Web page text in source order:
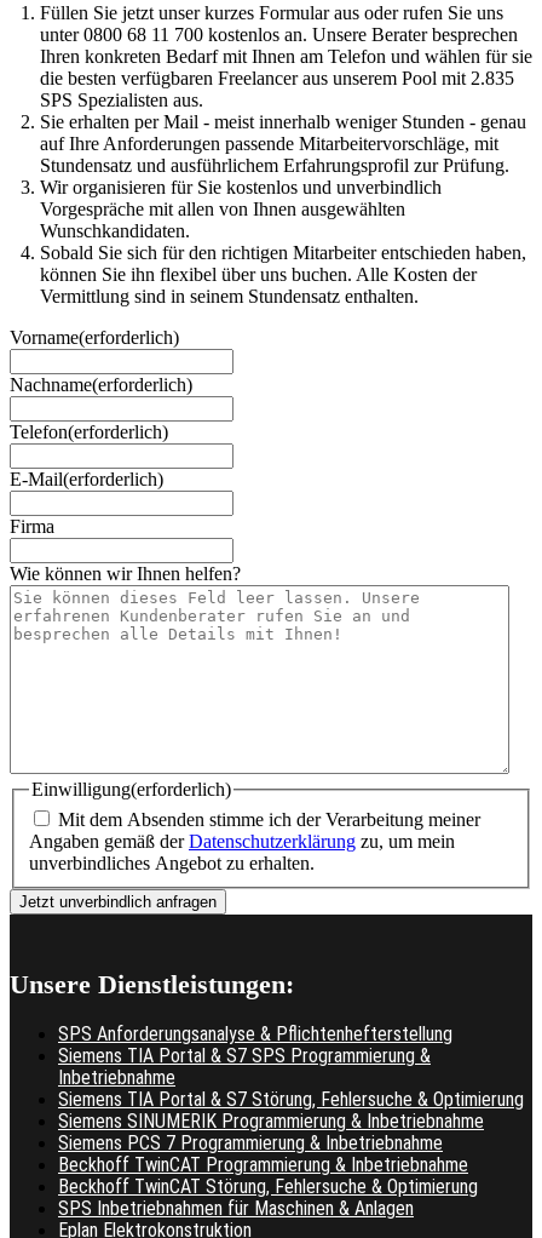
Füllen Sie jetzt unser kurzes Formular aus oder rufen Sie uns
unter 0800 68 11 700 kostenlos an. Unsere Berater besprechen
Ihren konkreten Bedarf mit Ihnen am Telefon und wählen für sie
die besten verfügbaren Freelancer aus unserem Pool mit 2.835
SPS Spezialisten aus.
Sie erhalten per Mail - meist innerhalb weniger Stunden - genau
auf Ihre Anforderungen passende Mitarbeitervorschläge, mit
Stundensatz und ausführlichem Erfahrungsprofil zur Prüfung.
Wir organisieren für Sie kostenlos und unverbindlich
Vorgespräche mit allen von Ihnen ausgewählten
Wunschkandidaten.
Sobald Sie sich für den richtigen Mitarbeiter entschieden haben,
können Sie ihn flexibel über uns buchen. Alle Kosten der
Vermittlung sind in seinem Stundensatz enthalten.
Vorname(erforderlich)
Nachname(erforderlich)
Telefon(erforderlich)
E-Mail(erforderlich)
Firma
Wie können wir Ihnen helfen?
Einwilligung(erforderlich)
Mit dem Absenden stimme ich der Verarbeitung meiner
Angaben gemäß derDatenschutzerklärung zu, um mein
unverbindliches Angebot zu erhalten.
Unsere Dienstleistungen:
SPS Anforderungsanalyse & Pflichtenhefterstellung
Siemens TIA Portal & S7 SPS Programmierung &
Inbetriebnahme
Siemens TIA Portal & S7 Störung, Fehlersuche & Optimierung
Siemens SINUMERIK Programmierung & Inbetriebnahme
Siemens PCS 7 Programmierung & Inbetriebnahme
Beckhoff TwinCAT Programmierung & Inbetriebnahme
Beckhoff TwinCAT Störung, Fehlersuche & Optimierung
SPS Inbetriebnahmen für Maschinen & Anlagen
Eplan Elektrokonstruktion